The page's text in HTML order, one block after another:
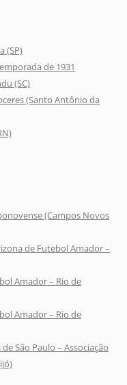
(SP)
de 1931
(SC)
(Santo Antônio da
(Campos Novos
de Futebol Amador –
Amador – Rio de
Amador – Rio de
de São Paulo – Associação